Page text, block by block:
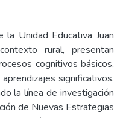
la Unidad Educativa Juan
rural, presentan
cognitivos básicos,
significativos.
la línea de investigación
de Nuevas Estrategias